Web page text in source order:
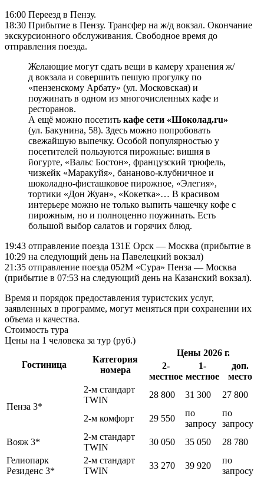
16:00 Переезд в Пензу.
18:30 Прибытие в Пензу. Трансфер на ж/д вокзал. Окончание
экскурсионного обслуживания. Свободное время до
отправления поезда.
Желающие могут сдать вещи в камеру хранения ж/
д вокзала и совершить пешую прогулку по
«пензенскому Арбату» (ул. Московская) и
поужинать в одном из многочисленных кафе и
ресторанов.
А ещё можно посетить кафе сети «Шоколад.ru»
(ул. Бакунина, 58). Здесь можно попробовать
свежайшую выпечку. Особой популярностью у
посетителей пользуются пирожные: вишня в
йогурте, «Вальс Бостон», французский трюфель,
чизкейк «Маракуйя», бананово-клубничное и
шоколадно-фисташковое пирожное, «Элегия»,
тортики «Дон Жуан», «Кокетка»… В красивом
интерьере можно не только выпить чашечку кофе с
пирожным, но и полноценно поужинать. Есть
большой выбор салатов и горячих блюд.
19:43 отправление поезда 131Е Орск — Москва (прибытие в
10:29 на следующий день на Павелецкий вокзал)
21:35 отправление поезда 052М «Сура» Пенза — Москва
(прибытие в 07:53 на следующий день на Казанский вокзал).
Время и порядок предоставления туристских услуг,
заявленных в программе, могут меняться при сохранении их
объема и качества.
Стоимость тура
Цены на 1 человека за тур (руб.)
Гостиница
Категория
номера
Цены 2026 г.
2-
местное
1-
местное
доп.
место
Пенза 3*
2-м стандарт
TWIN
28 800 31 300 27 800
2-м комфорт 29 550
по
запросу
по
запросу
Вояж 3*
2-м стандарт
TWIN
30 050 35 050
28 780
Гелиопарк
Резиденс 3*
2-м стандарт
TWIN
33 270 39 920
по
запросу